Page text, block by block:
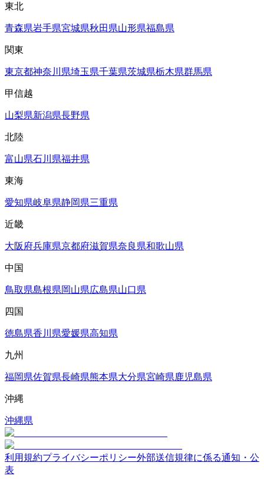
東北
青森県岩手県宮城県秋田県山形県福島県
関東
東京都神奈川県埼玉県千葉県茨城県栃木県群馬県
甲信越
山梨県新潟県長野県
北陸
富山県石川県福井県
東海
愛知県岐阜県静岡県三重県
近畿
大阪府兵庫県京都府滋賀県奈良県和歌山県
中国
鳥取県島根県岡山県広島県山口県
四国
徳島県香川県愛媛県高知県
九州
福岡県佐賀県長崎県熊本県大分県宮崎県鹿児島県
沖縄
沖縄県
利用規約プライバシーポリシー外部送信規律に係る通知・公
表